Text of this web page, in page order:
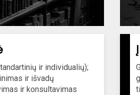
ir individualių);
ir išvadų
ir konsultavimas